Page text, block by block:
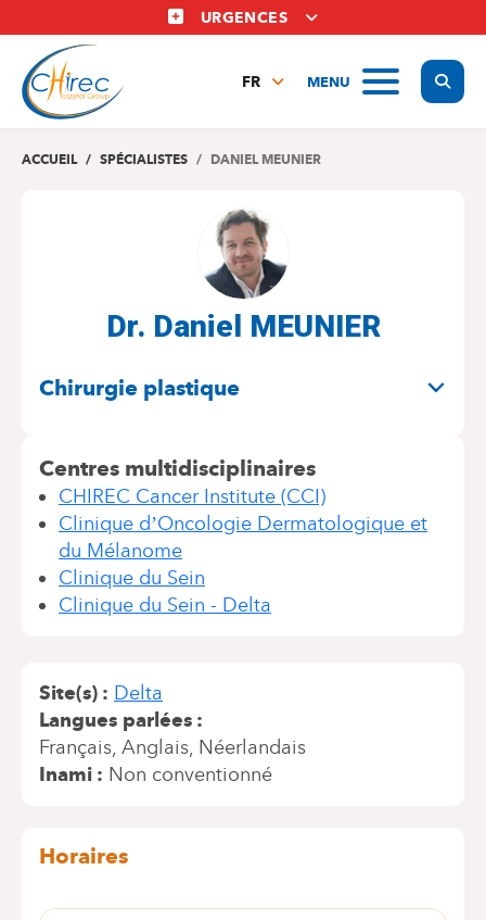
au
contenu
principal
URGENCES
MENU
FR
EN
ACCUEIL SPÉCIALISTES DANIEL MEUNIER
Dr. Daniel MEUNIER
Chirurgie plastique
Centres multidisciplinaires
CHIREC Cancer Institute (CCI)
Clinique d’Oncologie Dermatologique et
du Mélanome
Clinique du Sein
Clinique du Sein - Delta
Site(s)
Delta
Langues parlées
Français Anglais Néerlandais
Inami
Non conventionné
Horaires